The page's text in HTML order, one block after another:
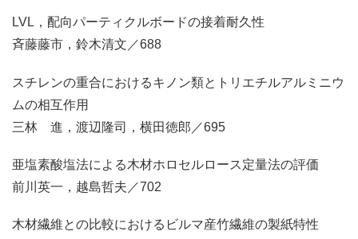
LVL，配向パーティクルボードの接着耐久性
斉藤藤市，鈴木清文／688
スチレンの重合におけるキノン類とトリエチルアルミニウ
ムの相互作用
三林 進，渡辺隆司，横田徳郎／695
亜塩素酸塩法による木材ホロセルロース定量法の評価
前川英一，越島哲夫／702
木材繊維との比較におけるビルマ産竹繊維の製紙特性